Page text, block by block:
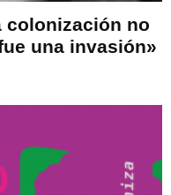
colonización no
una invasión»